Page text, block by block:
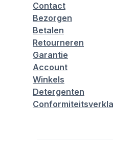
Contact
Bezorgen
Betalen
Retourneren
Garantie
Account
Winkels
Detergenten